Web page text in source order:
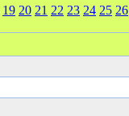
19 20 21 22 23 24 25 26